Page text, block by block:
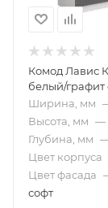
Комод Лавис
белый/графит
Ширина, мм
Высота, мм —
Глубина, мм
Цвет корпуса
Цвет фасада
софт